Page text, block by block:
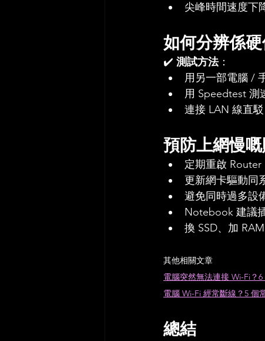
尖峰時間速度下
如何分辨係
✔️ 測試方法：
用另一部電腦 /
用 Speedtest 測
連接 LAN 線直
預防上網慢
定期重啟 Router
更新網卡驅動同
避免同時過多設
Notebook 建議
換 SSD、加
其他相關文章
電腦突然無法連接 Wi-Fi？
電腦 Wi-Fi 經常斷線？5 個
總結